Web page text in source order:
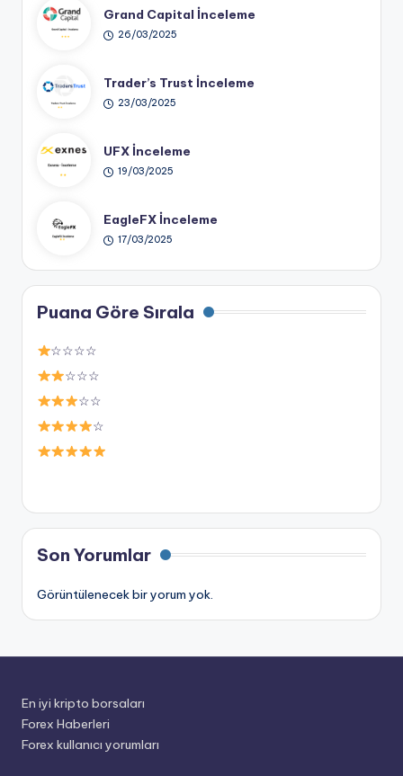
Grand Capital İnceleme
26/03/2025
Trader’s Trust İnceleme
23/03/2025
UFX İnceleme
19/03/2025
EagleFX İnceleme
17/03/2025
Puana Göre Sırala
☆☆☆☆
☆☆☆
☆☆
☆
Son Yorumlar
Görüntülenecek bir yorum yok.
En iyi kripto borsaları
Forex Haberleri
Forex kullanıcı yorumları